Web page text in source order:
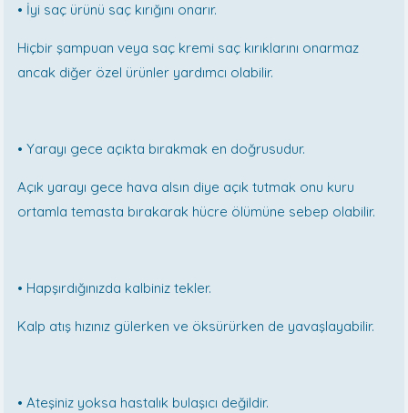
• İyi saç ürünü saç kırığını onarır.
Hiçbir şampuan veya saç kremi saç kırıklarını onarmaz
ancak diğer özel ürünler yardımcı olabilir.
• Yarayı gece açıkta bırakmak en doğrusudur.
Açık yarayı gece hava alsın diye açık tutmak onu kuru
ortamla temasta bırakarak hücre ölümüne sebep olabilir.
• Hapşırdığınızda kalbiniz tekler.
Kalp atış hızınız gülerken ve öksürürken de yavaşlayabilir.
• Ateşiniz yoksa hastalık bulaşıcı değildir.